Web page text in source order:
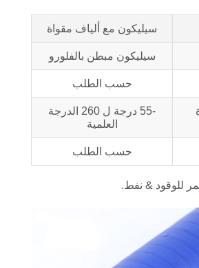
سيليكون مع ألياف مقواة
سيليكون مبطن بالفلورو
حسب الطلب
-55 درجة ل 260 الدرجة
العلمية
حسب الطلب
للوقود & نفط.